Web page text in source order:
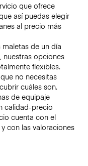
que ofrece
así puedas elegir
al precio más
de un día
nuestras opciones
flexibles.
no necesitas
cuáles son.
de equipaje
calidad-precio
cuenta con el
con las valoraciones